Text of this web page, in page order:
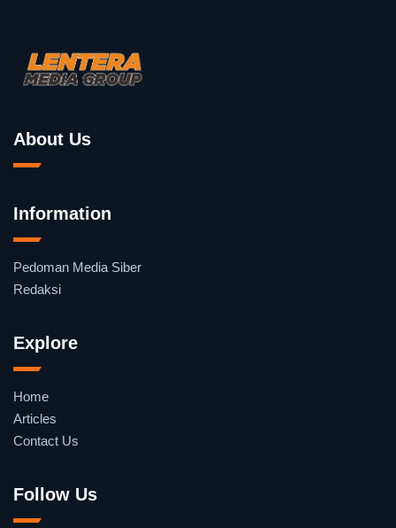
About Us
Information
Pedoman Media Siber
Redaksi
Explore
Home
Articles
Contact Us
Follow Us